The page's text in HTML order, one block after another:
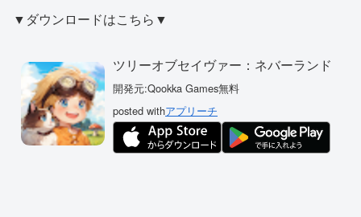
▼ダウンロードはこちら▼
ツリーオブセイヴァー：ネバーランド
開発元:Qookka Games無料
posted withアプリーチ